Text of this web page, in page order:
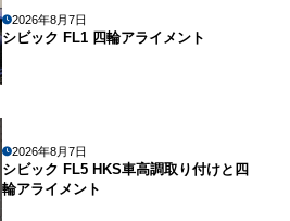
2026年8月7日
シビック FL1 四輪アライメント
2026年8月7日
シビック FL5 HKS車高調取り付けと四
輪アライメント